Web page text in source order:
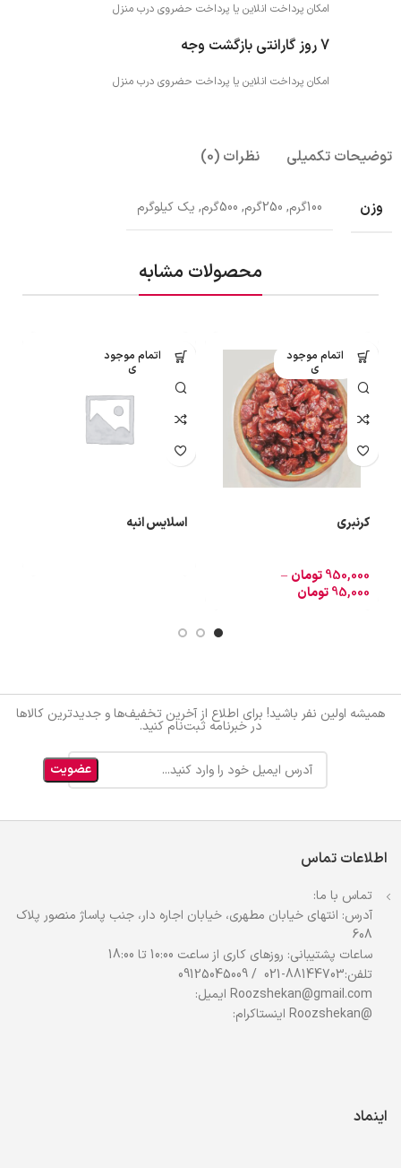
امکان پرداخت انلاین یا پرداخت حضروی درب منزل
7 روز گارانتی بازگشت وجه
امکان پرداخت انلاین یا پرداخت حضروی درب منزل
توضیحات تکمیلی نظرات (0)
وزن 100گرم, 250گرم, 500گرم, یک کیلوگرم
محصولات مشابه
اتمام موجود
ی
کرنبری
950,000تومان –
95,000تومان
اتمام موجود
ی
اسلایس انبه
همیشه اولین نفر باشید! برای اطلاع از آخرین تخفیف‌ها و جدیدترین کالاها
در خبرنامه ثبت‌نام کنید.
اطلاعات تماس
تماس با ما:
آدرس: انتهای خیابان مطهری، خیابان اجاره دار، جنب پاساژ منصور پلاک
608
ساعات پشتیبانی: روزهای کاری از ساعت 10:00 تا 18:00
تلفن:88144703-021 / 09125045009
Roozshekan@gmail.com ایمیل:
@Roozshekan اینستاکرام:
اینماد